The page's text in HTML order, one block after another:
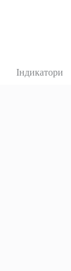
Індикатори